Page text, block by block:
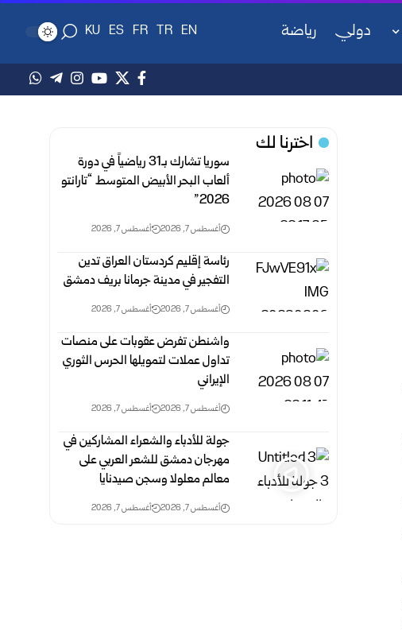
دولي رياضة EN
TR
FR
ES
KU
اخترنا لك
سوريا تشارك بـ31 رياضياً في دورة
ألعاب البحر الأبيض المتوسط “تارانتو
2026”
أغسطس 7, 2026 أغسطس 7, 2026
رئاسة إقليم كردستان العراق تدين
التفجير في مدينة جرمانا بريف دمشق
أغسطس 7, 2026 أغسطس 7, 2026
واشنطن تفرض عقوبات على منصات
تداول عملات لتمويلها الحرس الثوري
الإيراني
أغسطس 7, 2026 أغسطس 7, 2026
جولة للأدباء والشعراء المشاركين في
مهرجان دمشق للشعر العربي على
معالم معلولا وسجن صيدنايا
أغسطس 7, 2026 أغسطس 7, 2026